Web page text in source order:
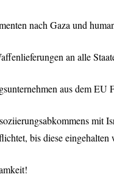
nach Gaza und
an alle
aus dem EU
mit
bis diese eingehalten